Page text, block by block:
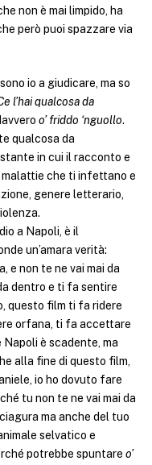
non è mai limpido, ha
però puoi spazzare via
io a giudicare, ma so
l’hai qualcosa da
o’ friddo ‘nguollo.
qualcosa da
in cui il racconto e
malattie che ti infettano e
genere letterario,
a Napoli, è il
un’amara verità:
e non te ne vai mai da
dentro e ti fa sentire
questo film ti fa ridere
orfana, ti fa accettare
è scadente, ma
alla fine di questo film,
io ho dovuto fare
tu non te ne vai mai da
ma anche del tuo
selvatico e
potrebbe spuntare o’